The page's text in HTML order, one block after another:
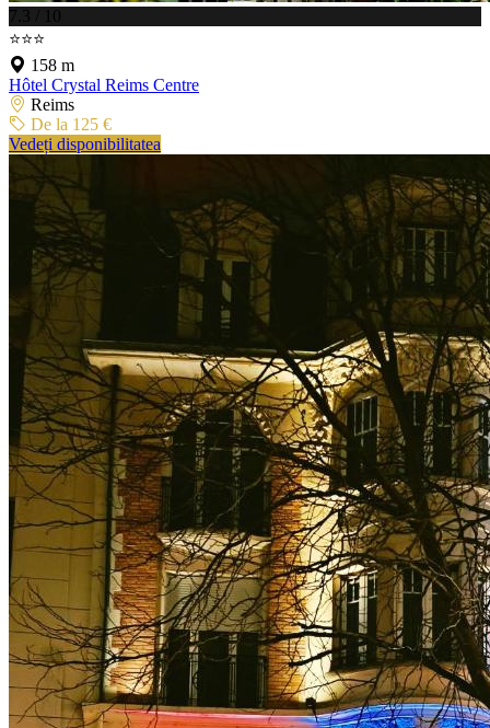
7.3 / 10
⭐⭐⭐
158 m
Hôtel Crystal Reims Centre
Reims
De la 125 €
Vedeți disponibilitatea